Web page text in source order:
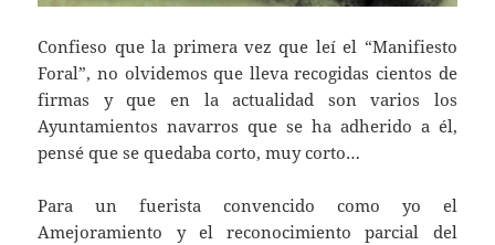
Confieso que la primera vez que leí el “Manifiesto
Foral”, no olvidemos que lleva recogidas cientos de
firmas y que en la actualidad son varios los
Ayuntamientos navarros que se ha adherido a él,
pensé que se quedaba corto, muy corto…
Para un fuerista convencido como yo el
Amejoramiento y el reconocimiento parcial del